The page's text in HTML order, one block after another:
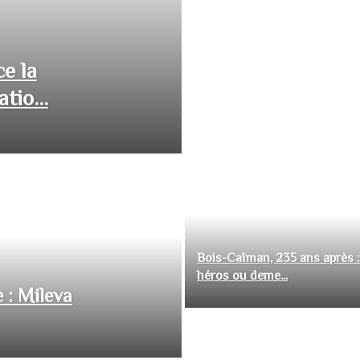
la
: Mileva
Bois-Caïman, 235 ans après
héros ou deme...